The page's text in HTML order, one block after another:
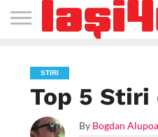
STIRI
Top 5 Stiri
By Bogdan